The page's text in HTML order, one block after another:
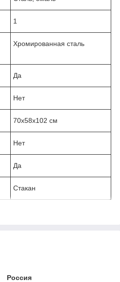
1
Хромированная сталь
Да
Нет
70х58х102 см
Нет
Да
Стакан
Россия